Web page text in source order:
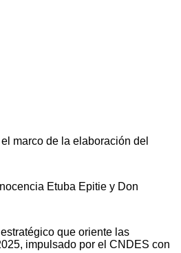
marco de la elaboración del
Etuba Epitie y Don
que oriente las
impulsado por el CNDES con